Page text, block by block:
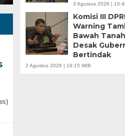
3 Agustus 2026 |
Komisi III
Warning
Bawah
Desak
Bertindak
2 Agustus 2026 | 19:15 WIB